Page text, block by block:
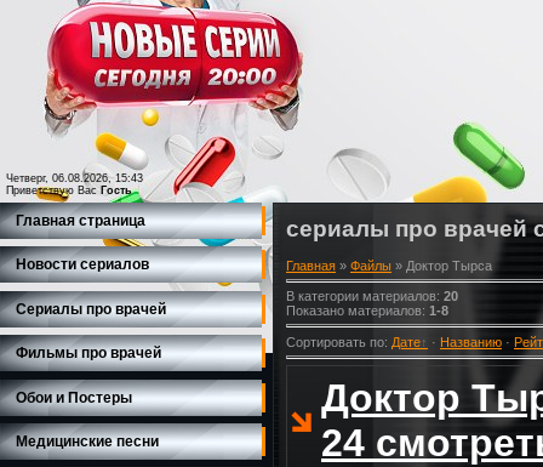
Четверг, 06.08.2026, 15:43
Приветствую Вас Гость
Главная страница
Новости сериалов
Сериалы про врачей
Фильмы про врачей
Обои и Постеры
Медицинские песни
сериалы про врачей
Главная » Файлы » Доктор Тырса
В категории материалов: 20
Показано материалов: 1-8
Сортировать по: Дате · Названию ·
Доктор
24